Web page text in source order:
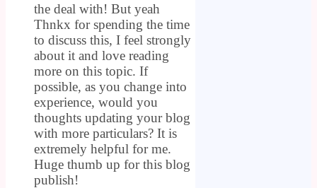
the deal with! But yeah
Thnkx for spending the time
to discuss this, I feel strongly
about it and love reading
more on this topic. If
possible, as you change into
experience, would you
thoughts updating your blog
with more particulars? It is
extremely helpful for me.
Huge thumb up for this blog
publish!